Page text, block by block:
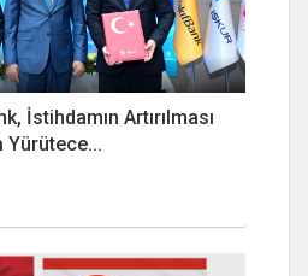
İstihdamın Artırılması
Yürütece...